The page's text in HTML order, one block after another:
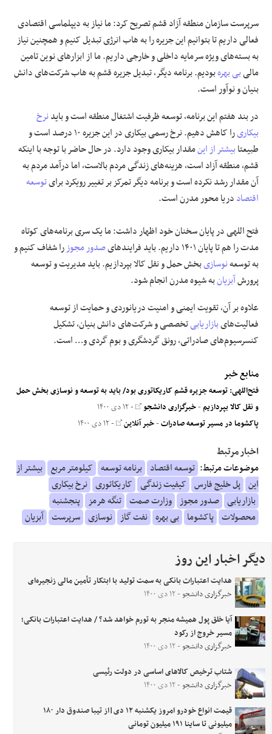
سرپرست سازمان منطقه آزاد قشم تصریح کرد: ما نیاز به دیپلماسی اقتصادی
فعالی داریم تا بتوانیم این جزیره را به هاب انرژی تبدیل کنیم و همچنین نیاز
به بسته‌های ویژه سرمایه داخلی و خارجی داریم. ما از ابزار‌های نوین تامین
مالیبی بهرهبودیم. برنامه دیگر، تبدیل جزیره قشم به هاب شرکت‌های دانش
بنیان و نوآور است.
در بند هفتم این برنامه، توسعه ظرفیت اشتغال منطقه است و بایدنرخ
بیکاری
را کاهش دهیم. نرخ رسمی بیکاری در این جزیره ۱۰ درصد است و
طبیعتابیشتر از اینمقدار بیکاری وجود دارد. در حال حاضر با توجه با اینکه
قشم، منطقه آزاد است، هزینه‌های زندگی مردم بالاست، اما درآمد مردم به
آن مقدار رشد نکرده است و برنامه دیگر تمرکز بر تغییر رویکرد برایتوسعه
اقتصاددریا محور مدرن است.
فتح اللهی در پایان سخنان خود اظهار داشت: ما یک سری برنامه‌های کوتاه
مدت را هم تا پایان ۱۴۰۱ داریم. باید فرایند‌های
صدور مجوزرا شفاف کنیم و
به توسعهنوسازیبخش حمل و نقل کالا بپردازیم. باید مدیریت و توسعه
پرورشآبزیانبه شیوه مدرن انجام شود.
علاوه بر آن، تقویت ایمنی و امنیت دریانوردی و حمایت از توسعه
فعالیت‌هایبازاریابیتخصصی و شرکت‌های دانش بنیان، تشکیل
کنسرسیوم‌های صادراتی، رونق گردشگری و بوم گردی و… است.
منابع خبر
فتح‌اللهی: توسعه جزیره قشم کاریکاتوری بود/ باید به توسعه و نوسازی بخش حمل
و نقل کالا بپردازیم-خبرگزاری دانشجو - ۱۲ دی ۱۴۰۰
پاکشوما در مسیر توسعه صادرات-خبر آنلاین - ۱۲ دی ۱۴۰۰
اخبار مرتبط
موضوعات مرتبط: توسعه اقتصاد برنامه توسعه کیلومتر مربع بیشتر از
این پل خلیج فارس کیفیت زندگی کاریکاتوری نرخ بیکاری
بازاریابی صدور مجوز وزارت صمت تنگه هرمز پنجشنبه
محصولات پاکشوما بی بهره نفت گاز نوسازی سرپرست آبزیان
دیگر اخبار این روز
هدایت اعتبارات بانکی به‌ سمت تولید با ابتکار تأمین مالی زنجیره‌ای
خبرگزاری دانشجو- ۱۲ دی ۱۴۰۰
آیا خلق پول همیشه منجر به تورم خواهد شد؟ / هدایت اعتبارات بانکی؛
مسیر خروج از رکود
خبرگزاری دانشجو- ۱۲ دی ۱۴۰۰
شتاب ترخیص کالاهای اساسی در دولت رئیسی
خبرگزاری دانشجو- ۱۲ دی ۱۴۰۰
قیمت انواع خودرو امروز یکشنبه ۱۲ دی|از تیبا صندوق دار ۱۸۰
میلیونی تا ساینا ۱۹۱ میلیون تومانی